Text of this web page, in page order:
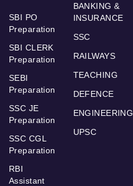
SBI PO
Preparation
SBI CLERK
Preparation
SEBI
Preparation
SSC JE
Preparation
SSC CGL
Preparation
RBI
Assistant
BANKING &
INSURANCE
SSC
RAILWAYS
TEACHING
DEFENCE
ENGINEERING
UPSC